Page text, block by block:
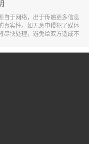
自于网络，出于传递更多信息
真实性。如无意中侵犯了媒体
尽快处理，避免给双方造成不